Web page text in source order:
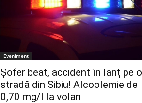
Eveniment
Șofer beat, accident în lanț pe o
stradă din Sibiu! Alcoolemie de
0,70 mg/l la volan